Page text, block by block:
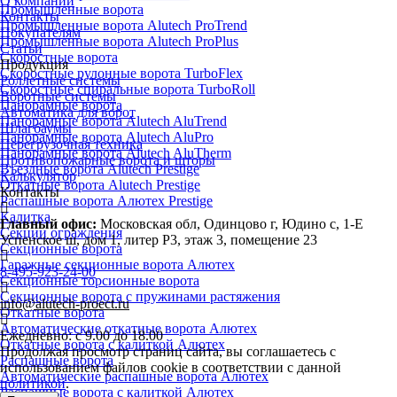
Промышленные ворота
Промышленные ворота Alutech ProTrend
Промышленные ворота Alutech ProPlus
Скоростные ворота
Скоростные рулонные ворота TurboFlex
Скоростные спиральные ворота TurboRoll
Панорамные ворота
Панорамные ворота Alutech AluTrend
Панорамные ворота Alutech AluPro
Панорамные ворота Alutech AluTherm
Въездные ворота Alutech Prestige
Откатные ворота Alutech Prestige
Распашные ворота Алютех Prestige
Калитка
Секции ограждения
Секционные ворота
Гаражные секционные ворота Алютех
Секционные торсионные ворота
Секционные ворота с пружинами растяжения
Откатные ворота
Автоматические откатные ворота Алютех
Откатные ворота с калиткой Алютех
Распашные ворота
Автоматические распашные ворота Алютех
Распашные ворота с калиткой Алютех
Контакты
Покупателям
Статьи
Продукция
Роллетные системы
Воротные системы
Автоматика для ворот
Шлагбаумы
Перегрузочная техника
Противопожарные ворота и шторы
Калькулятор
Контакты
Главный офис: Московская обл, Одинцово г, Юдино с, 1-Е
Успенское ш, дом 1, литер Р3, этаж 3, помещение 23
8-495-923-24-00
info@alutech-proect.ru
Ежедневно: с 9.00 до 18.00
Продолжая просмотр страниц сайта, вы соглашаетесь с
использованием файлов cookie в соответствии с данной
политикой.